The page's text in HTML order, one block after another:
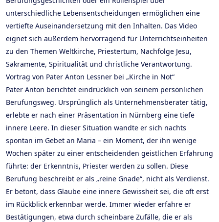
unterschiedliche Lebensentscheidungen ermöglichen eine
vertiefte Auseinandersetzung mit den Inhalten. Das Video
eignet sich außerdem hervorragend für Unterrichtseinheiten
zu den Themen Weltkirche, Priestertum, Nachfolge Jesu,
Sakramente, Spiritualität und christliche Verantwortung.
Vortrag von Pater Anton Lessner bei „Kirche in Not“
Pater Anton berichtet eindrücklich von seinem persönlichen
Berufungsweg. Ursprünglich als Unternehmensberater tätig,
erlebte er nach einer Präsentation in Nürnberg eine tiefe
innere Leere. In dieser Situation wandte er sich nachts
spontan im Gebet an Maria – ein Moment, der ihn wenige
Wochen später zu einer entscheidenden geistlichen Erfahrung
führte: der Erkenntnis, Priester werden zu sollen. Diese
Berufung beschreibt er als „reine Gnade“, nicht als Verdienst.
Er betont, dass Glaube eine innere Gewissheit sei, die oft erst
im Rückblick erkennbar werde. Immer wieder erfahre er
Bestätigungen, etwa durch scheinbare Zufälle, die er als